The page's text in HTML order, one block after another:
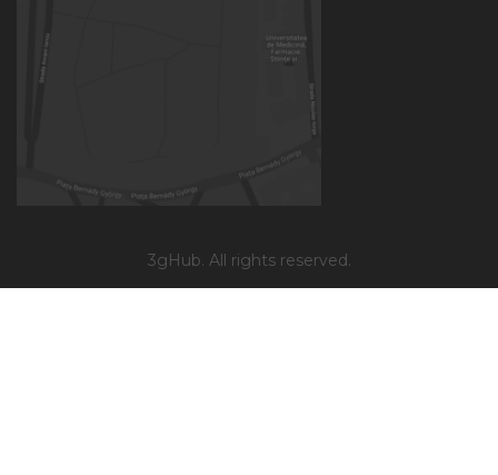
3gHub. All rights reserved.